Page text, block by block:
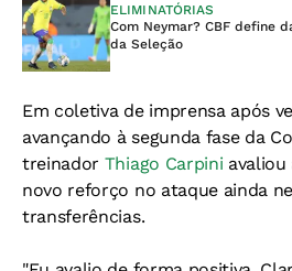
ELIMINATÓRIAS
Com Neymar? CBF define
da Seleção
Em coletiva de imprensa após
avançando à segunda fase da
treinador Thiago Carpini avaliou
novo reforço no ataque ainda
transferências.